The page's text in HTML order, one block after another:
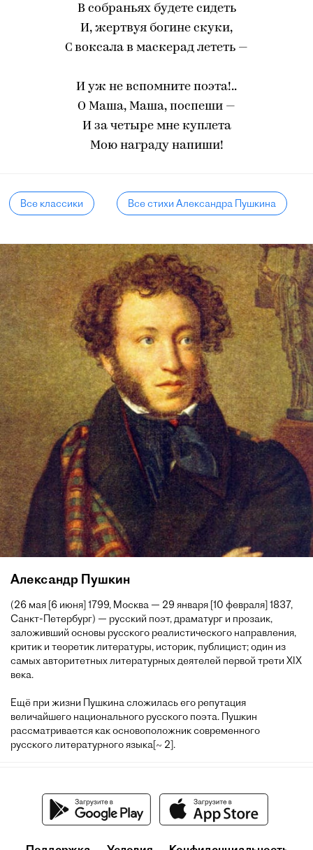
В собраньях будете сидеть
И, жертвуя богине cкуки,
С воксала в маскерад лететь —
И уж не вспомните поэта!..
О Маша, Маша, поспеши —
И за четыре мне куплета
Мою награду напиши!
Все классики Все стихи Александра Пушкина
Александр Пушкин
(26 мая [6 июня] 1799, Москва — 29 января [10 февраля] 1837,
Санкт-Петербург) — русский поэт, драматург и прозаик,
заложивший основы русского реалистического направления,
критик и теоретик литературы, историк, публицист; один из
самых авторитетных литературных деятелей первой трети XIX
века.
Ещё при жизни Пушкина сложилась его репутация
величайшего национального русского поэта. Пушкин
рассматривается как основоположник современного
русского литературного языка[~ 2].